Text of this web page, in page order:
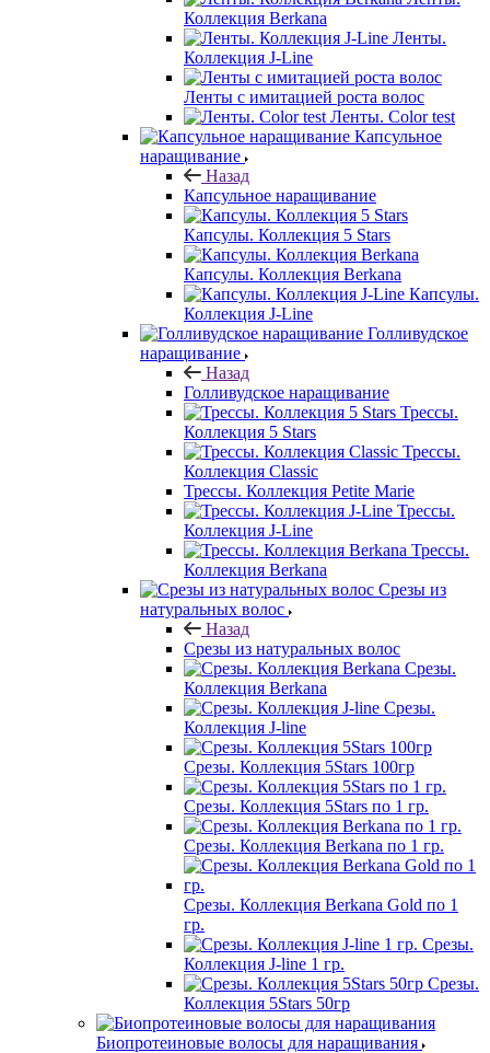
Коллекция Berkana
Ленты.
Коллекция J-Line
Ленты с имитацией роста волос
Ленты. Color test
Капсульное
наращивание
Назад
Капсульное наращивание
Капсулы. Коллекция 5 Stars
Капсулы. Коллекция Berkana
Капсулы.
Коллекция J-Line
Голливудское
наращивание
Назад
Голливудское наращивание
Трессы.
Коллекция 5 Stars
Трессы.
Коллекция Classic
Трессы. Коллекция Petite Marie
Трессы.
Коллекция J-Line
Трессы.
Коллекция Berkana
Срезы из
натуральных волос
Назад
Срезы из натуральных волос
Срезы.
Коллекция Berkana
Срезы.
Коллекция J-line
Срезы. Коллекция 5Stars 100гр
Срезы. Коллекция 5Stars по 1 гр.
Срезы. Коллекция Berkana по 1 гр.
Срезы. Коллекция Berkana Gold по 1
гр.
Срезы.
Коллекция J-line 1 гр.
Срезы.
Коллекция 5Stars 50гр
Биопротеиновые волосы для наращивания